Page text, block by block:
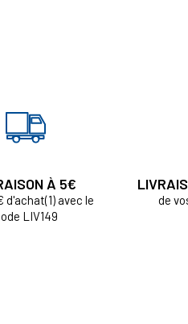
À 5€
d'achat(1) avec le
LIV149
de